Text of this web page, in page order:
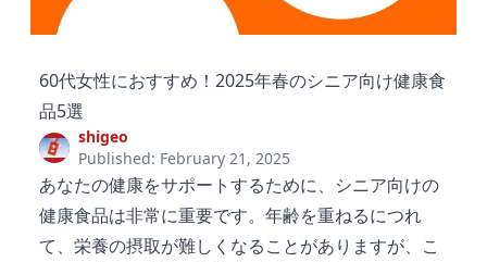
60代女性におすすめ！2025年春のシニア向け健康食
品5選
shigeo
Published: February 21, 2025
あなたの健康をサポートするために、シニア向けの
健康食品は非常に重要です。年齢を重ねるにつれ
て、栄養の摂取が難しくなることがありますが、こ